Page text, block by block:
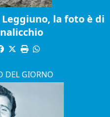
la foto è di
DEL GIORNO